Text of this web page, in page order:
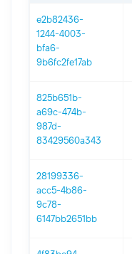
e2b82436-
1244-4003-
bfa6-
9b6fc2fe17ab
825b651b-
a69c-474b-
987d-
83429560a343
28199336-
acc5-4b86-
9c78-
6147bb2651bb